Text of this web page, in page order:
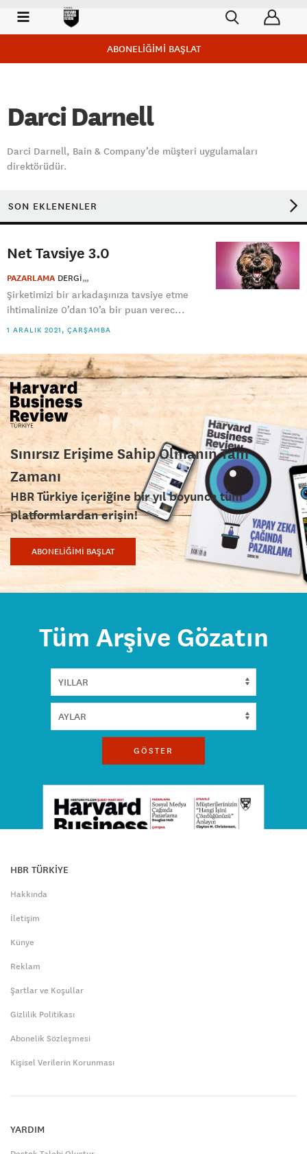
ABONELİĞİMİ BAŞLAT
Darci Darnell
Darci Darnell, Bain & Company’de müşteri uygulamaları
direktörüdür.
SON EKLENENLER
Net Tavsiye 3.0
PAZARLAMA DERGI
Şirketimizi bir arkadaşınıza tavsiye etme
ihtimalinize 0’dan 10’a bir puan verec...
1 ARALIK 2021, ÇARŞAMBA
Sınırsız Erişime Sahip Olmanın Tam
Zamanı
HBR Türkiye içeriğine bir yıl boyunca tüm
platformlardan erişin!
ABONELİĞİMİ BAŞLAT
Tüm Arşive Gözatın
GÖSTER
HBR TÜRKİYE
Hakkında
İletişim
Künye
Reklam
Şartlar ve Koşullar
Gizlilik Politikası
Abonelik Sözleşmesi
Kişisel Verilerin Korunması
YARDIM